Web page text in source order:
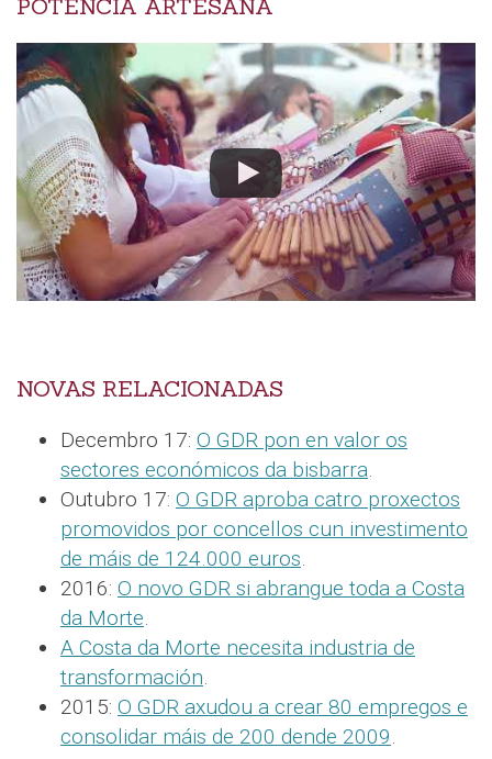
POTENCIA ARTESANA
NOVAS RELACIONADAS
Decembro 17: O GDR pon en valor os
sectores económicos da bisbarra.
Outubro 17: O GDR aproba catro proxectos
promovidos por concellos cun investimento
de máis de 124.000 euros.
2016: O novo GDR si abrangue toda a Costa
da Morte.
A Costa da Morte necesita industria de
transformación.
2015: O GDR axudou a crear 80 empregos e
consolidar máis de 200 dende 2009.